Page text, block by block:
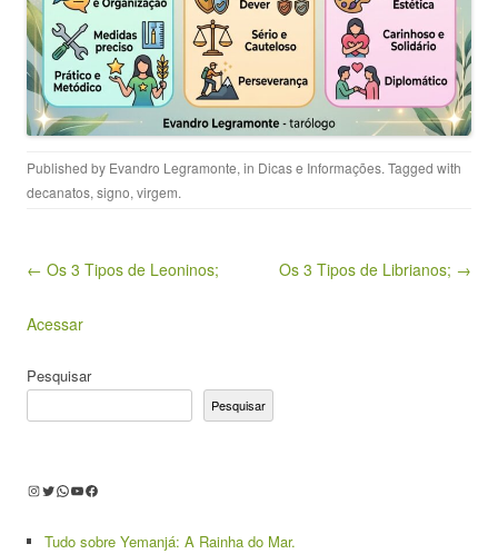
Published by Evandro Legramonte, in Dicas e Informações. Tagged with
decanatos, signo, virgem.
Post navigation
← Os 3 Tipos de Leoninos; Os 3 Tipos de Librianos; →
Acessar
Pesquisar
Pesquisar
Instagram
Twitter
WhatsApp
Youtube
Facebook
Tudo sobre Yemanjá: A Rainha do Mar.